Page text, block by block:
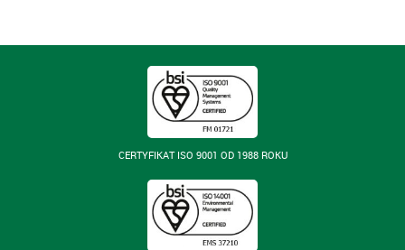
CERTYFIKAT ISO 9001 OD 1988 ROKU